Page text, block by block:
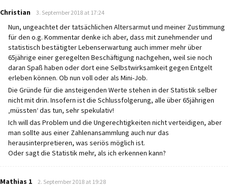
Christian says:
3. September 2018 at 17:24
Nun, ungeachtet der tatsächlichen Altersarmut und meiner Zustimmung
für den o.g. Kommentar denke ich aber, dass mit zunehmender und
statistisch bestätigter Lebenserwartung auch immer mehr über
65jährige einer geregelten Beschäftigung nachgehen, weil sie noch
daran Spaß haben oder dort eine Selbstwirksamkeit gegen Entgelt
erleben können. Ob nun voll oder als Mini-Job.
Die Gründe für die ansteigenden Werte stehen in der Statistik selber
nicht mit drin. Insofern ist die Schlussfolgerung, alle über 65jährigen
‚müssten‘ das tun, sehr spekulativ!
Ich will das Problem und die Ungerechtigkeiten nicht verteidigen, aber
man sollte aus einer Zahlenansammlung auch nur das
herausinterpretieren, was seriös möglich ist.
Oder sagt die Statistik mehr, als ich erkennen kann?
Mathias 1 says:
2. September 2018 at 19:28